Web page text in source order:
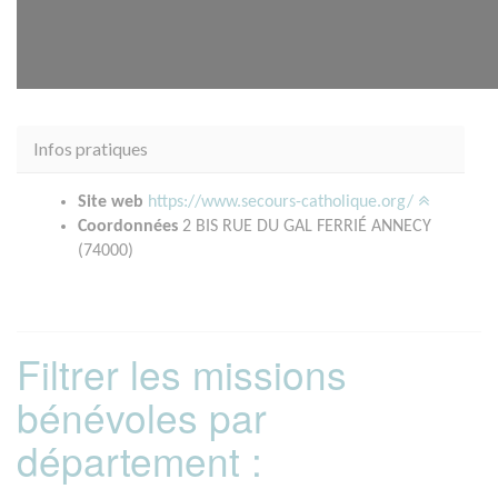
Infos pratiques
Site web https://www.secours-catholique.org/
Coordonnées 2 BIS RUE DU GAL FERRIÉ ANNECY
(74000)
Filtrer les missions
bénévoles par
département :